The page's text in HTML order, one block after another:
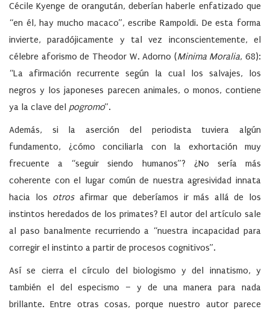
Cécile Kyenge de orangután, deberían haberle enfatizado que
“en él, hay mucho macaco”, escribe Rampoldi. De esta forma
invierte, paradójicamente y tal vez inconscientemente, el
célebre aforismo de Theodor W. Adorno (Minima Moralia, 68):
“La afirmación recurrente según la cual los salvajes, los
negros y los japoneses parecen animales, o monos, contiene
ya la clave del pogromo”.
Además, si la aserción del periodista tuviera algún
fundamento, ¿cómo conciliarla con la exhortación muy
frecuente a “seguir siendo humanos”? ¿No sería más
coherente con el lugar común de nuestra agresividad innata
hacia los otrosafirmar que deberíamos ir más allá de los
instintos heredados de los primates? El autor del artículo sale
al paso banalmente recurriendo a “nuestra incapacidad para
corregir el instinto a partir de procesos cognitivos”.
Así se cierra el círculo del biologismo y del innatismo, y
también el del especismo – y de una manera para nada
brillante. Entre otras cosas, porque nuestro autor parece